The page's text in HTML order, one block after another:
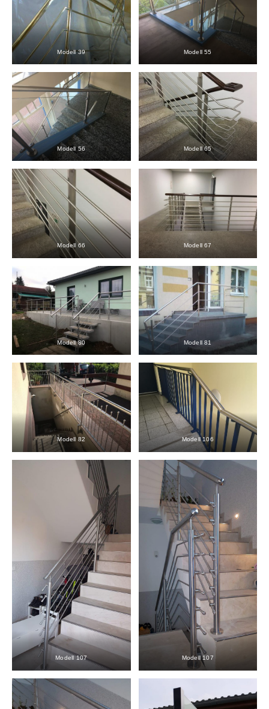
Modell 39 Modell 55
Modell 56 Modell 65
Modell 66 Modell 67
Modell 80 Modell 81
Modell 82 Modell 106
Modell 107 Modell 107